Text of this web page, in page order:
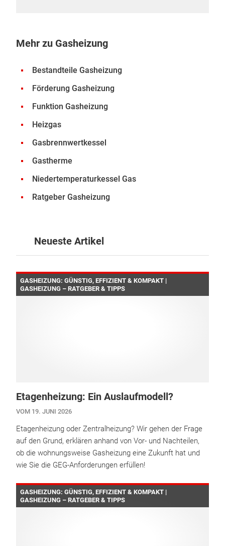
Mehr zu Gasheizung
Bestandteile Gasheizung
Förderung Gasheizung
Funktion Gasheizung
Heizgas
Gasbrennwertkessel
Gastherme
Niedertemperaturkessel Gas
Ratgeber Gasheizung
Neueste Artikel
GASHEIZUNG: GÜNSTIG, EFFIZIENT & KOMPAKT |
GASHEIZUNG – RATGEBER & TIPPS
Etagenheizung: Ein Auslaufmodell?
VOM 19. JUNI 2026
Etagenheizung oder Zentralheizung? Wir gehen der Frage
auf den Grund, erklären anhand von Vor- und Nachteilen,
ob die wohnungsweise Gasheizung eine Zukunft hat und
wie Sie die GEG-Anforderungen erfüllen!
GASHEIZUNG: GÜNSTIG, EFFIZIENT & KOMPAKT |
GASHEIZUNG – RATGEBER & TIPPS